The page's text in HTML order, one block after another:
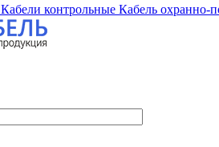
Кабели контрольные Кабель охранно-